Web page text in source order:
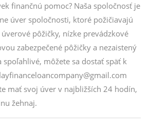
finančnú pomoc? Naša spoločnosť je
úver spoločnosti, ktoré požičiavajú
pôžičky, nízke prevádzkové
zabezpečené pôžičky a nezaistený
spoľahlivé, môžete sa dostať späť k
mať svoj úver v najbližších 24 hodín,
žehnaj.